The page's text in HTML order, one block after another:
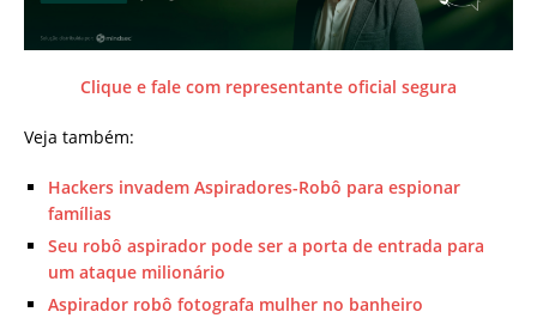
Clique e fale com representante oficial segura
Veja também:
Hackers invadem Aspiradores-Robô para espionar
famílias
Seu robô aspirador pode ser a porta de entrada para
um ataque milionário
Aspirador robô fotografa mulher no banheiro